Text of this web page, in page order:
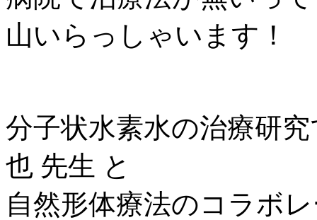
山いらっしゃいます！
分子状水素水の治療研
也 先生 と
自然形体療法のコラボ